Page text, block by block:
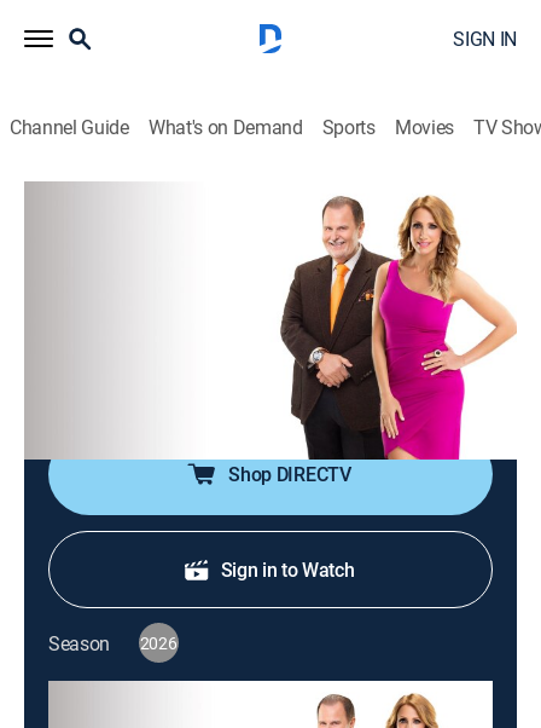
SIGN IN
Channel Guide What's on Demand Sports Movies TV
S2026 E94 | El gordo y la flaca
Chismes de celebridades y las últimas noticias de la
industria del entretenimiento, en un programa que
combina entrevistas con actores, músicos y
Shop DIRECTV
Sign in to Watch
Season 2026